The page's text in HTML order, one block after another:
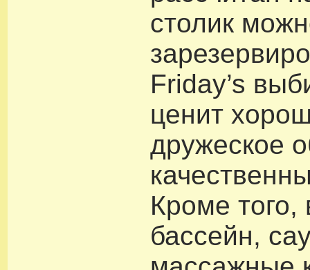
столик
Friday’s
ценит
дружеское
Кроме того,
бассейн,